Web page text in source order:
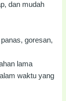
dan mudah
goresan,
lama
waktu yang